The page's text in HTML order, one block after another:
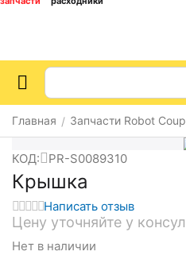
Главная / Запчасти Robot
КОД: PR-S0089310
Крышка
Написать отзыв
Цену уточняйте у
Нет в наличии